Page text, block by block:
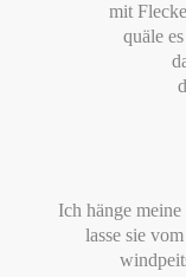
mit
quäle
Ich hänge
lasse sie